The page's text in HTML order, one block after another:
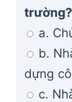
trường?
a.
b.
dựng
c.